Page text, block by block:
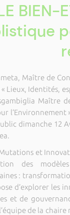
BIEN-
Maître de
Lieux, Identités,
Maître
dimanche 12
et
des
:
d’explorer les
et de
de la chaire